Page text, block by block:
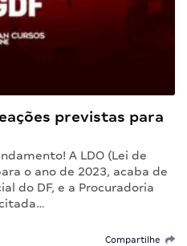
previstas para
A LDO (Lei de
o ano de 2023, acaba de
do DF, e a Procuradoria
Compartilhe